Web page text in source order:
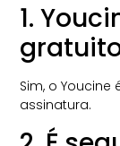
1.
Sim, o
assinatura.